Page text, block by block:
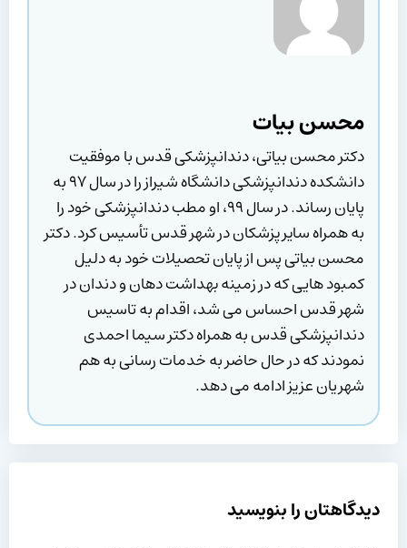
محسن بیات
دکتر محسن بیاتی، دندانپزشکی قدس با موفقیت
دانشکده دندانپزشکی دانشگاه شیراز را در سال ۹۷ به
پایان رساند. در سال ۹۹، او مطب دندانپزشکی خود را
به همراه سایر پزشکان در شهر قدس تأسیس کرد. دکتر
محسن بیاتی پس از پایان تحصیلات خود به دلیل
کمبود هایی که در زمینه بهداشت دهان و دندان در
شهر قدس احساس می شد، اقدام به تاسیس
دندانپزشکی قدس به همراه دکتر سیما احمدی
نمودند که در حال حاضر به خدمات رسانی به هم
شهریان عزیز ادامه می دهد.
دیدگاهتان را بنویسید